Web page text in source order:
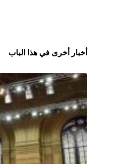
أخبار أخرى في هذا الباب